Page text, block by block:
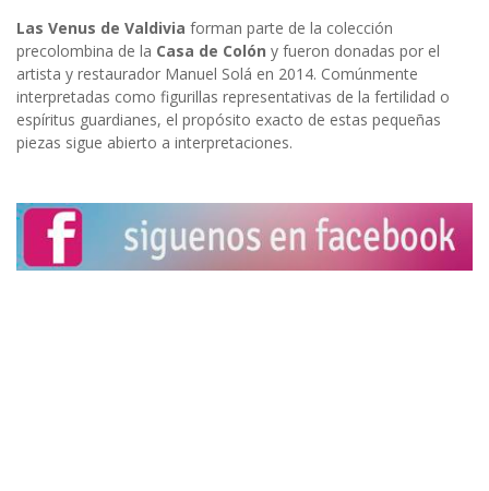
Las Venus de Valdivia forman parte de la colección
precolombina de la Casa de Colón y fueron donadas por el
artista y restaurador Manuel Solá en 2014. Comúnmente
interpretadas como figurillas representativas de la fertilidad o
espíritus guardianes, el propósito exacto de estas pequeñas
piezas sigue abierto a interpretaciones.